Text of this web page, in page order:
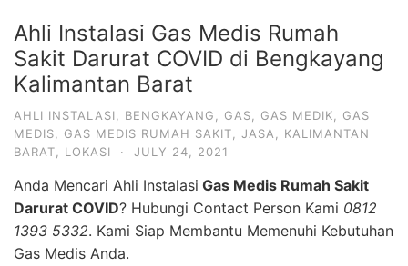
Ahli Instalasi Gas Medis Rumah
Sakit Darurat COVID di Bengkayang
Kalimantan Barat
AHLI INSTALASI BENGKAYANG GAS GAS MEDIK
GAS
MEDIS
GAS MEDIS RUMAH SAKIT JASA
KALIMANTAN
BARAT
LOKASI · JULY 24, 2021
Anda Mencari Ahli Instalasi Gas Medis Rumah Sakit
Darurat COVID? Hubungi Contact Person Kami 0812
1393 5332. Kami Siap Membantu Memenuhi Kebutuhan
Gas Medis Anda.